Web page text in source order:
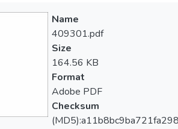
Name
409301.pdf
Size
164.56 KB
Format
Adobe PDF
Checksum